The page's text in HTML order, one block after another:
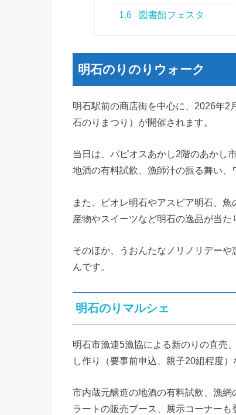
1.6 図書館フェスタ
明石のりのりウォーク
明石駅前の商店街を中心に、2026年2
石のりまつり）が開催されます。
当日は、パピオスあかし2階のあかし
地酒の有料試飲、漁師汁の振る舞い、
また、ピオレ明石やアスピア明石、
産物やスイーツなど明石の逸品が当た
そのほか、うおんたなノリノリデー
んです。
明石のりマルシェ
明石市漁連5漁協による新のりの直売
し作り（要事前申込、親子20組程度）
市内蔵元醸造の地酒の有料試飲、漁
ラートの販売ブース、展示コーナーも